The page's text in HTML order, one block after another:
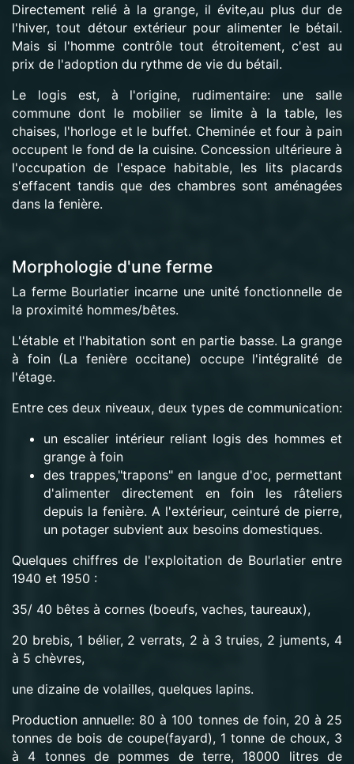
Directement relié à la grange, il évite,au plus dur de
l'hiver, tout détour extérieur pour alimenter le bétail.
Mais si l'homme contrôle tout étroitement, c'est au
prix de l'adoption du rythme de vie du bétail.
Le logis est, à l'origine, rudimentaire: une salle
commune dont le mobilier se limite à la table, les
chaises, l'horloge et le buffet. Cheminée et four à pain
occupent le fond de la cuisine. Concession ultérieure à
l'occupation de l'espace habitable, les lits placards
s'effacent tandis que des chambres sont aménagées
dans la fenière.
Morphologie d'une ferme
La ferme Bourlatier incarne une unité fonctionnelle de
la proximité hommes/bêtes.
L'étable et l'habitation sont en partie basse. La grange
à foin (La fenière occitane) occupe l'intégralité de
l'étage.
Entre ces deux niveaux, deux types de communication:
un escalier intérieur reliant logis des hommes et
grange à foin
des trappes,"trapons" en langue d'oc, permettant
d'alimenter directement en foin les râteliers
depuis la fenière. A l'extérieur, ceinturé de pierre,
un potager subvient aux besoins domestiques.
Quelques chiffres de l'exploitation de Bourlatier entre
1940 et 1950 :
35/ 40 bêtes à cornes (boeufs, vaches, taureaux),
20 brebis, 1 bélier, 2 verrats, 2 à 3 truies, 2 juments, 4
à 5 chèvres,
une dizaine de volailles, quelques lapins.
Production annuelle: 80 à 100 tonnes de foin, 20 à 25
tonnes de bois de coupe(fayard), 1 tonne de choux, 3
à 4 tonnes de pommes de terre, 18000 litres de